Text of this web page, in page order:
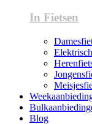
In Fietsen
Blog